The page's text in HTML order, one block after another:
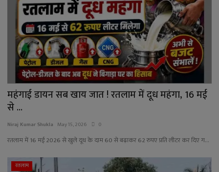
Language
English Hiindi
महंगाई डायन सब खाय जात ! रतलाम में दूध महंगा, 16 मई
से ...
Niraj Kumar Shukla May 15, 2026 0
रतलाम में 16 मई 2026 से खुले दूध के दाम 60 से बढ़ाकर 62 रुपए प्रति लीटर कर दिए ग...
रतलाम